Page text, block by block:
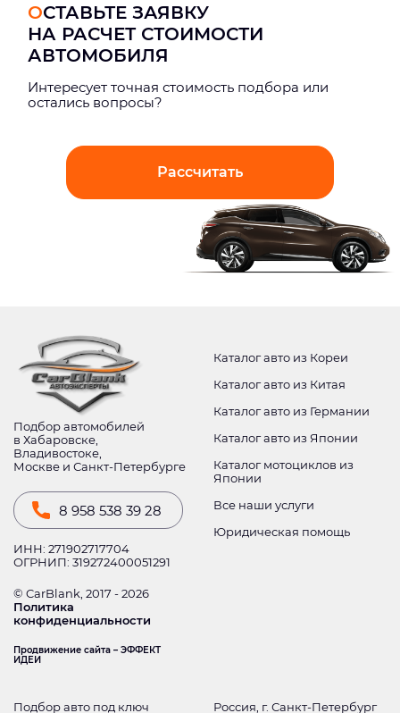
ОСТАВЬТЕ ЗАЯВКУ
НА РАСЧЕТ СТОИМОСТИ
АВТОМОБИЛЯ
Интерeсует точная стоимость подбора или
остались вопросы?
Рассчитать
Подбор автомобилей
в Хабаровске,
Владивостоке,
Москве и Санкт-Петербурге
8 958 538 39 28
ИНН: 271902717704
ОГРНИП: 319272400051291
© CarBlank, 2017 - 2026
Политика
конфиденциальности
Продвижение сайта – ЭФФЕКТ
ИДЕИ
Каталог авто из Кореи
Каталог авто из Китая
Каталог авто из Германии
Каталог авто из Японии
Каталог мотоциклов из
Японии
Все наши услуги
Юридическая помощь
Подбор авто под ключ Россия, г. Санкт-Петербург